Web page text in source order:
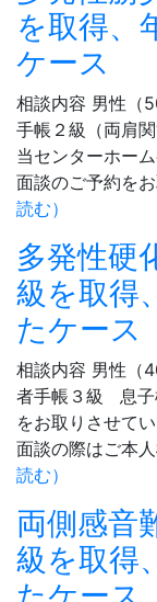
を取得、
ケース
相談内容 男性（
手帳２級（両肩
当センターホー
面談のご予約を
読む）
多発性硬
級を取得
たケース
相談内容 男性（
者手帳３級 息子
をお取りさせて
面談の際はご本
読む）
両側感音
級を取得